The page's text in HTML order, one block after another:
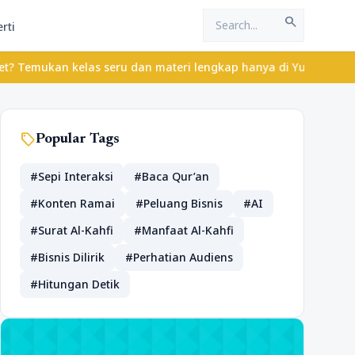
search
seru dan materi lengkap hanya di YukBelajar.com. Mulai
sellPopular Tags
#Sepi Interaksi
#Baca Qur’an
#Konten Ramai
#Peluang Bisnis
#AI
#Surat Al-Kahfi
#Manfaat Al-Kahfi
#Bisnis Dilirik
#Perhatian Audiens
#Hitungan Detik